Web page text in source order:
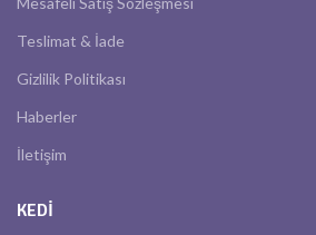
Teslimat & İade
Gizlilik Politikası
Haberler
İletişim
KEDI